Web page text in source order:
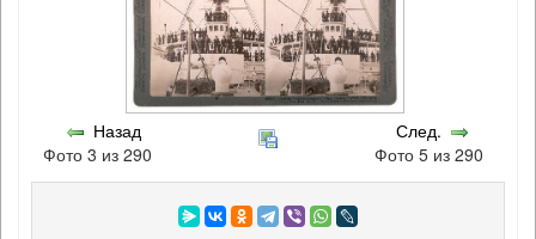
Назад
Фото 3 из 290
След.
Фото 5 из 290